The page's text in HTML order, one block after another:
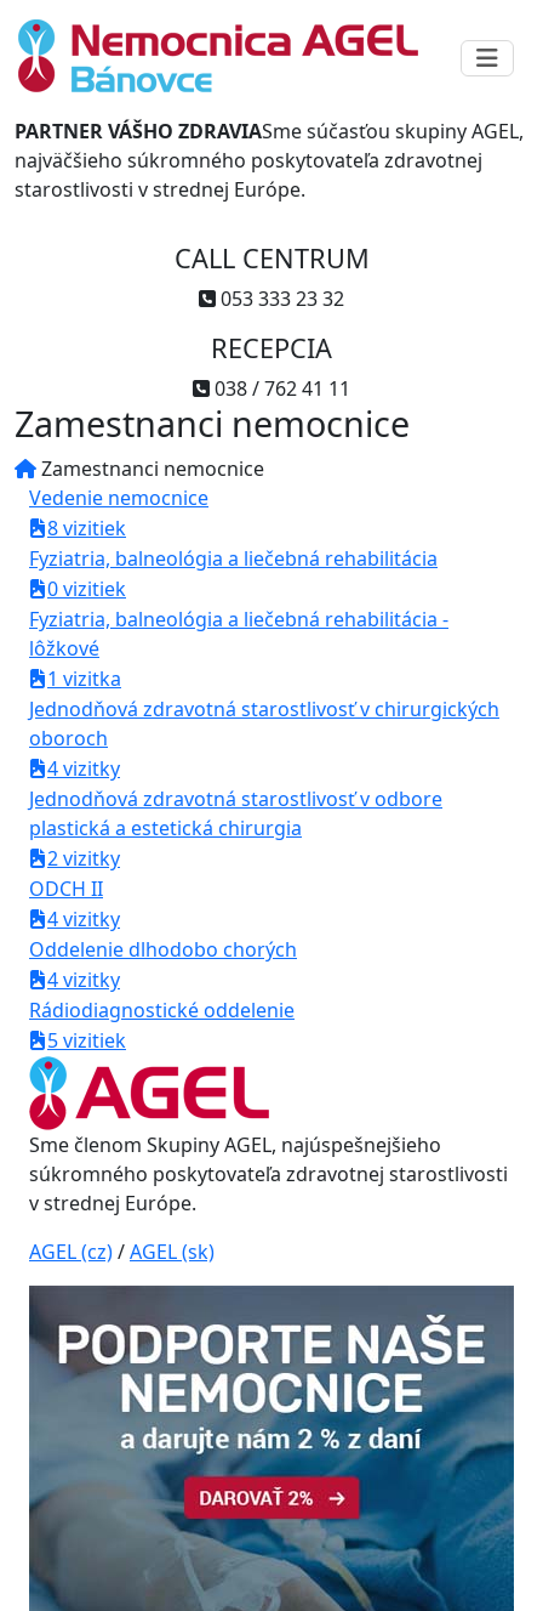
PARTNER VÁŠHO ZDRAVIASme súčasťou skupiny AGEL,
najväčšieho súkromného poskytovateľa zdravotnej
starostlivosti v strednej Európe.
CALL CENTRUM
053 333 23 32
RECEPCIA
038 / 762 41 11
Zamestnanci nemocnice
Zamestnanci nemocnice
Vedenie nemocnice
8 vizitiek
Fyziatria, balneológia a liečebná rehabilitácia
0 vizitiek
Fyziatria, balneológia a liečebná rehabilitácia -
lôžkové
1 vizitka
Jednodňová zdravotná starostlivosť v chirurgických
oboroch
4 vizitky
Jednodňová zdravotná starostlivosť v odbore
plastická a estetická chirurgia
2 vizitky
ODCH II
4 vizitky
Oddelenie dlhodobo chorých
4 vizitky
Rádiodiagnostické oddelenie
5 vizitiek
Sme členom Skupiny AGEL, najúspešnejšieho
súkromného poskytovateľa zdravotnej starostlivosti
v strednej Európe.
AGEL (cz)/AGEL (sk)